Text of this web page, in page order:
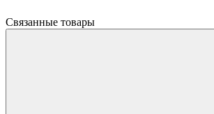
Связанные товары